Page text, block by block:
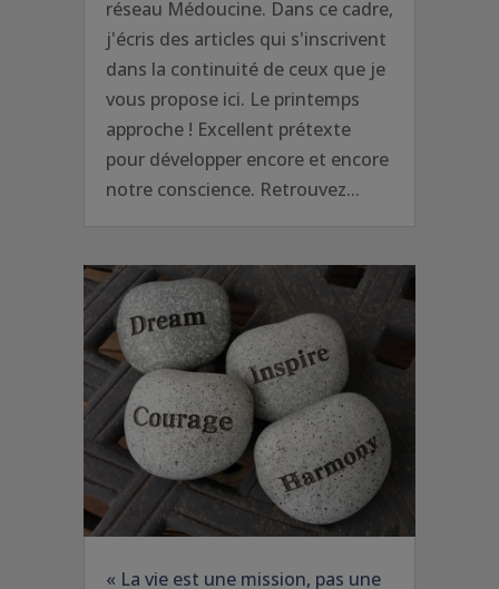
réseau Médoucine. Dans ce cadre,
j'écris des articles qui s'inscrivent
dans la continuité de ceux que je
vous propose ici. Le printemps
approche ! Excellent prétexte
pour développer encore et encore
notre conscience. Retrouvez...
« La vie est une mission, pas une